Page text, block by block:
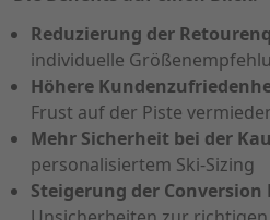
Reduzierung der
individuelle
Höhere
Frust auf der Piste
Mehr Sicherheit bei der
personalisiertem Ski-Sizing
Steigerung der Conversion